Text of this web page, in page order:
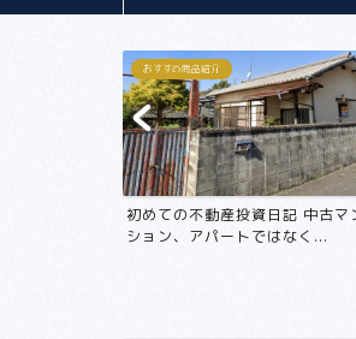
おすすめ商品紹介
赤字覚悟／POIZONせどりの仕入
れ〜販売の方法／500...